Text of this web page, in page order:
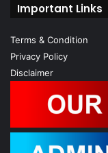
Important Links
Terms & Condition
Privacy Policy
Disclaimer